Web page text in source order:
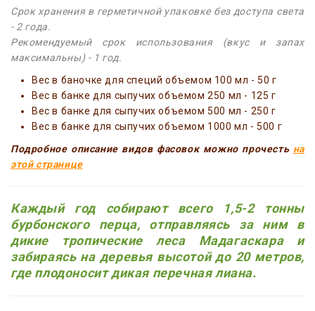
Срок хранения в герметичной упаковке без доступа света
- 2 года.
Рекомендуемый срок использования (вкус и запах
максимальны) - 1 год.
Вес в баночке для специй объемом 100 мл - 50 г
Вес в банке для сыпучих объемом 250 мл - 125 г
Вес в банке для сыпучих объемом 500 мл - 250 г
Вес в банке для сыпучих объемом 1000 мл - 500 г
Подробное описание видов фасовок можно прочесть на
этой странице
Каждый год собирают всего 1,5-2 тонны
бурбонского перца, отправляясь за ним в
дикие тропические леса Мадагаскара и
забираясь на деревья высотой до 20 метров,
где плодоносит дикая перечная лиана.